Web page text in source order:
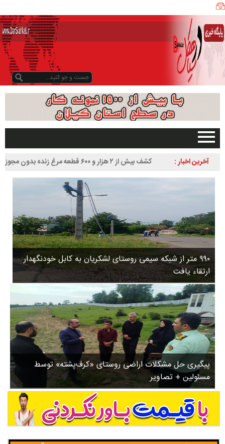
صفحه اصلی
دیلمان
روستاها
ورزشی
سیاسی
چندرسانه ای
مسیر گردشگری دیلمان
درباره ما
آخرین اخبار :
کشف بیش از ۲ هزار و ۶۰۰ قطعه مرغ زنده بدون مجوز در
سیاهکل
۹۹۰ متر از شبکه سیمی روستای لشکریان به کابل خودنگهدار
ارتقاء یافت
پیگیری حل مشکلات اراضی روستای «کرف‌پشته» توسط
مسئولین + تصاویر
ا
ه
ک
ل
ز
و
د
و
د
س
۱
۳
۵
۸
ب
ا
ز
ن
ش
س
ت
ش
د
.